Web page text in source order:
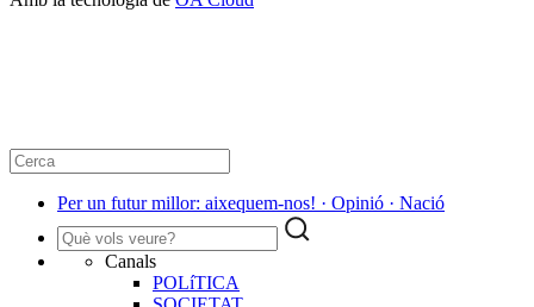
Per un futur millor: aixequem-nos! · Opinió · Nació
Canals
POLíTICA